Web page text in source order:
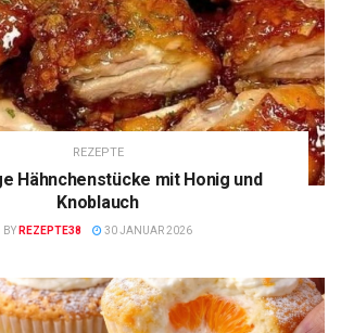
REZEPTE
Hähnchenstücke mit Honig und
Knoblauch
BY REZEPTE38 30 JANUAR 2026